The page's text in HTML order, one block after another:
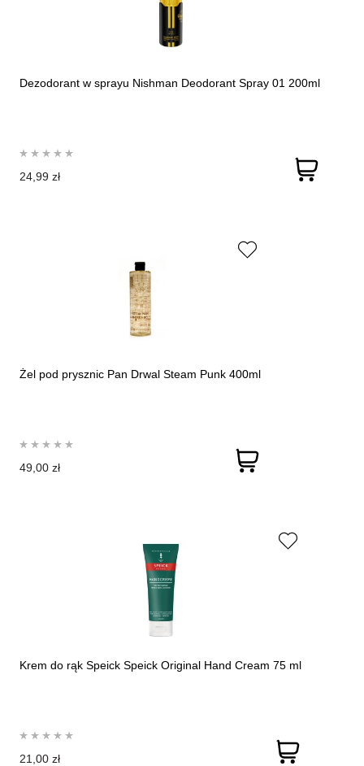
Dezodorant w sprayu Nishman Deodorant Spray 01 200ml
24,99 zł
Żel pod prysznic Pan Drwal Steam Punk 400ml
49,00 zł
Krem do rąk Speick Speick Original Hand Cream 75 ml
21,00 zł